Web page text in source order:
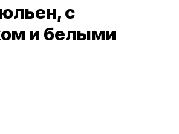
с
и белыми